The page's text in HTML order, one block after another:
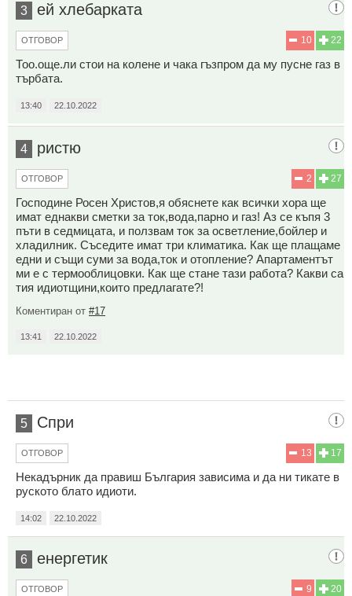
3 ей хлебарката
22
10
ОТГОВОР
Тоо.още.ли стои на колене и чака гъзпром да му пусне газ в
търбата.
13:40 22.10.2022
4 ристю
27
2
ОТГОВОР
Господине Росен Христов,я обяснете как всички хора ще
имат еднакви сметки за ток,вода,парно и газ! Аз се къпя 3
пъти в седмицата, и ползвам ток за осветление,бойлер и
хладилник. Съседите имат три климатика. Как ще плащаме
едни и същи суми за вода,ток и отопление? Апартаментът
ми е с термооблицовки. Как ще стане тази работа? Какви са
тия идиотщини,които предлагате?!
Коментиран от #17
13:41 22.10.2022
5 Спри
17
13
ОТГОВОР
Некадърник да правиш България зависима и да ни тикате в
руското блато идиоти.
14:02 22.10.2022
6 енергетик
20
9
ОТГОВОР